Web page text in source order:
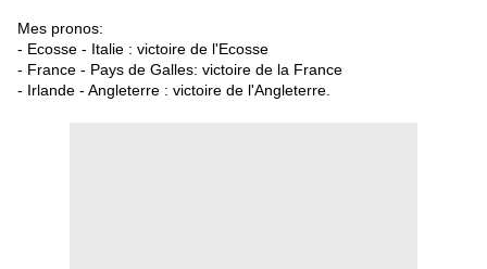
Mes pronos:
- Ecosse - Italie : victoire de l'Ecosse
- France - Pays de Galles: victoire de la France
- Irlande - Angleterre : victoire de l'Angleterre.